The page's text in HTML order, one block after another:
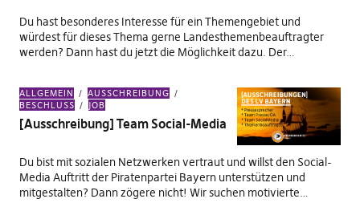
Du hast besonderes Interesse für ein Themengebiet und
würdest für dieses Thema gerne Landesthemenbeauftragter
werden? Dann hast du jetzt die Möglichkeit dazu. Der…
ALLGEMEIN
AUSSCHREIBUNG
BESCHLUSS
JOB
[Ausschreibung] Team Social-Media
Du bist mit sozialen Netzwerken vertraut und willst den Social-
Media Auftritt der Piratenpartei Bayern unterstützen und
mitgestalten? Dann zögere nicht! Wir suchen motivierte…